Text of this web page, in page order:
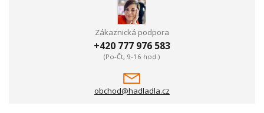
Zákaznická podpora
+420 777 976 583
(Po-Čt, 9-16 hod.)
obchod@hadladla.cz